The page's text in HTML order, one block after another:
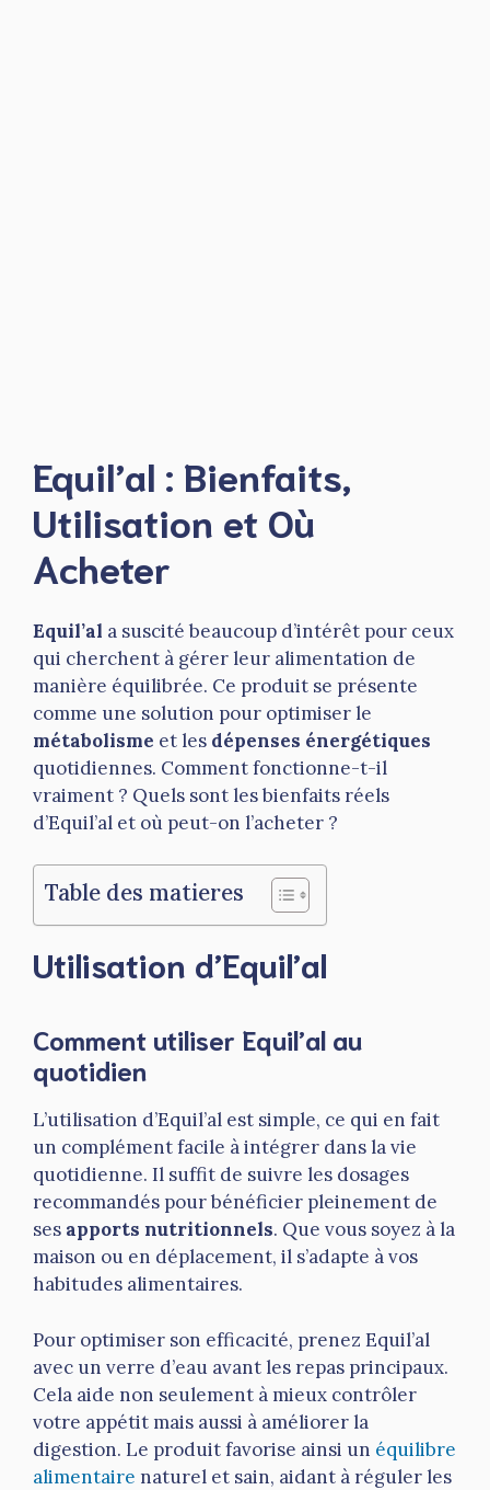
Equil’al : Bienfaits,
Utilisation et Où
Acheter
Equil’al a suscité beaucoup d’intérêt pour ceux
qui cherchent à gérer leur alimentation de
manière équilibrée. Ce produit se présente
comme une solution pour optimiser le
métabolisme et les dépenses énergétiques
quotidiennes. Comment fonctionne-t-il
vraiment ? Quels sont les bienfaits réels
d’Equil’al et où peut-on l’acheter ?
Table des matieres
Utilisation d’Equil’al
Comment utiliser Equil’al au
quotidien
L’utilisation d’Equil’al est simple, ce qui en fait
un complément facile à intégrer dans la vie
quotidienne. Il suffit de suivre les dosages
recommandés pour bénéficier pleinement de
ses apports nutritionnels. Que vous soyez à la
maison ou en déplacement, il s’adapte à vos
habitudes alimentaires.
Pour optimiser son efficacité, prenez Equil’al
avec un verre d’eau avant les repas principaux.
Cela aide non seulement à mieux contrôler
votre appétit mais aussi à améliorer la
digestion. Le produit favorise ainsi un équilibre
alimentaire naturel et sain, aidant à réguler les